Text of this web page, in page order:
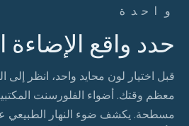
واحدة
حدد واقع
قبل اختيار لون محايد واحد، انظر
معظم وقتك. أضواء الفلورسنت
مسطحة. يكشف ضوء النهار الطبيعي